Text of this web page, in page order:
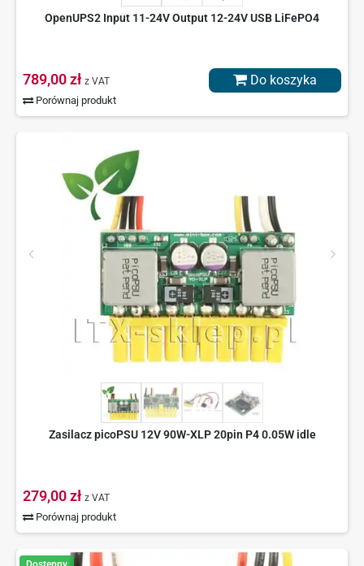
OpenUPS2 Input 11-24V Output 12-24V USB LiFePO4
789,00 zł z VAT
Porównaj produkt
Do koszyka
Zasilacz picoPSU 12V 90W-XLP 20pin P4 0.05W idle
279,00 zł z VAT
Porównaj produkt